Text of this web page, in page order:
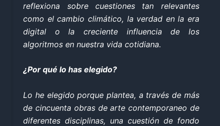
reflexiona sobre cuestiones tan relevantes
como el cambio climático, la verdad en la era
digital o la creciente influencia de los
algoritmos en nuestra vida cotidiana.
¿Por qué lo has elegido?
Lo he elegido porque plantea, a través de más
de cincuenta obras de arte contemporaneo de
diferentes disciplinas, una cuestión de fondo